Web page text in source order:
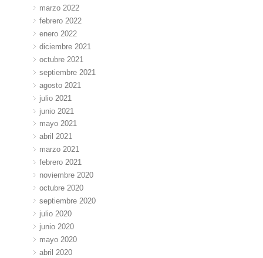
marzo 2022
febrero 2022
enero 2022
diciembre 2021
octubre 2021
septiembre 2021
agosto 2021
julio 2021
junio 2021
mayo 2021
abril 2021
marzo 2021
febrero 2021
noviembre 2020
octubre 2020
septiembre 2020
julio 2020
junio 2020
mayo 2020
abril 2020